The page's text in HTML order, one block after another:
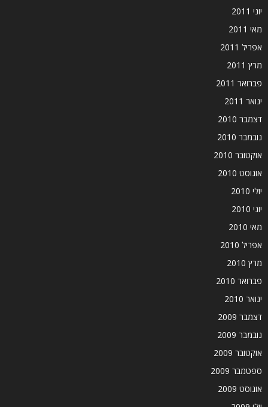
יוני 2011
מאי 2011
אפריל 2011
מרץ 2011
פברואר 2011
ינואר 2011
דצמבר 2010
נובמבר 2010
אוקטובר 2010
אוגוסט 2010
יולי 2010
יוני 2010
מאי 2010
אפריל 2010
מרץ 2010
פברואר 2010
ינואר 2010
דצמבר 2009
נובמבר 2009
אוקטובר 2009
ספטמבר 2009
אוגוסט 2009